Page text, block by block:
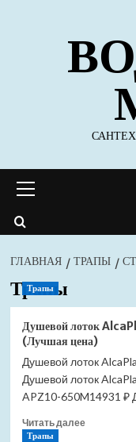
содержимому
меню
ГЛАВНАЯ ТРАПЫ
Трапы
Трапы
Душевой лоток
(Лучшая цена)
Душевой лоток
Душевой лоток
APZ10-650M14931 ₽
Читать далееПрочитать
Трапы